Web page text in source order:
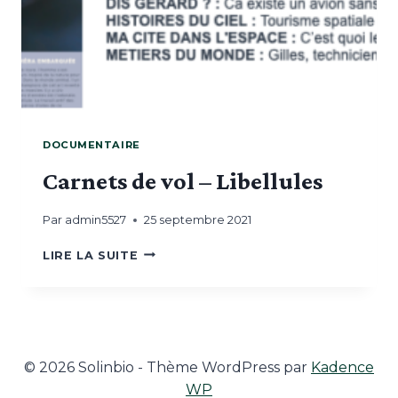
DOCUMENTAIRE
Carnets de vol – Libellules
Par admin5527 25 septembre 2021
LIRE LA SUITE CARNETS
© 2026 Solinbio - Thème WordPress par Kadence
WP